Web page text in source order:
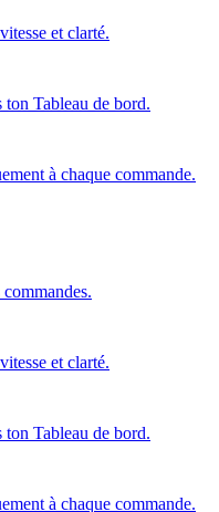
et clarté.
ton Tableau de bord.
à chaque commande.
et clarté.
ton Tableau de bord.
à chaque commande.